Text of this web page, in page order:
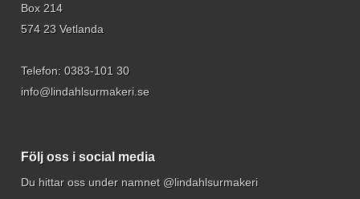
Box 214
574 23 Vetlanda
Telefon: 0383-101 30
info@lindahlsurmakeri.se
Följ oss i social media
Du hittar oss under namnet @lindahlsurmakeri